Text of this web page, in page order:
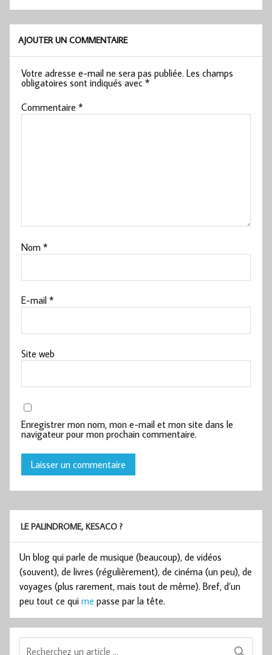
AJOUTER UN COMMENTAIRE
Votre adresse e-mail ne sera pas publiée. Les champs
obligatoires sont indiqués avec*
Commentaire*
Nom*
E-mail*
Site web
Enregistrer mon nom, mon e-mail et mon site dans le
navigateur pour mon prochain commentaire.
LE PALINDROME, KESACO ?
Un blog qui parle de musique (beaucoup), de vidéos
(souvent), de livres (régulièrement), de cinéma (un peu), de
voyages (plus rarement, mais tout de même). Bref, d’un
peu tout ce qui me passe par la tête.